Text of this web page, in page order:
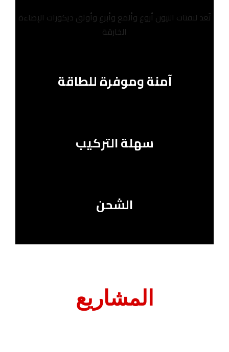
تُعد لافتات النيون أروع وألمع وأبرع وأوثق ديكورات الإضاءة
الخارقة
آمنة وموفرة للطاقة
سهلة التركيب
الشحن
المشاريع